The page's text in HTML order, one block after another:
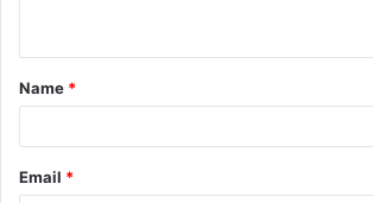
t
*
Name *
Email *